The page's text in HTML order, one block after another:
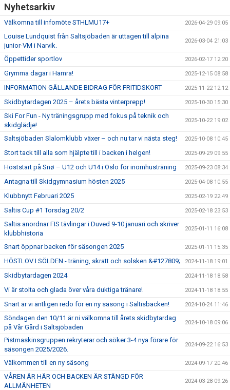
Nyhetsarkiv
Välkomna till infomöte STHLMU17+ 2026-04-29 09:05
Louise Lundquist från Saltsjöbaden är uttagen till alpina
junior-VM i Narvik.
2026-03-04 21:03
Öppettider sportlov 2026-02-17 12:20
Grymma dagar i Hamra! 2025-12-15 08:58
INFORMATION GÄLLANDE BIDRAG FÖR FRITIDSKORT 2025-11-22 12:12
Skidbytardagen 2025 – årets bästa vinterprepp! 2025-10-30 15:30
Ski For Fun - Ny träningsgrupp med fokus på teknik och
skidglädje!
2025-10-22 19:02
Saltsjöbaden Slalomklubb växer – och nu tar vi nästa steg! 2025-10-08 10:45
Stort tack till alla som hjälpte till i backen i helgen! 2025-09-29 09:55
Höststart på Snø – U12 och U14 i Oslo för inomhusträning 2025-09-23 08:34
Antagna till Skidgymnasium hösten 2025 2025-04-08 10:55
Klubbnytt Februari 2025 2025-02-19 22:49
Saltis Cup #1 Torsdag 20/2 2025-02-18 23:53
Saltis anordnar FIS tävlingar i Duved 9-10 januari och skriver
klubbhistoria
2025-01-11 16:08
Snart öppnar backen för säsongen 2025 2025-01-11 15:35
HÖSTLOV I SÖLDEN - träning, skratt och solsken &#127809; 2024-11-18 19:01
Skidbytardagen 2024 2024-11-18 18:58
Vi är stolta och glada över våra duktiga tränare! 2024-11-18 18:55
Snart är vi äntligen redo för en ny säsong i Saltisbacken! 2024-10-24 11:46
Söndagen den 10/11 är ni välkomna till årets skidbytardag
på Vår Gård i Saltsjöbaden
2024-10-18 09:06
Pistmaskinsgruppen rekryterar och söker 3-4 nya förare för
säsongen 2025/2026.
2024-09-22 16:53
Välkommen till en ny säsong 2024-09-17 20:46
VÅREN ÄR HÄR OCH BACKEN ÄR STÄNGD FÖR
ALLMÄNHETEN
2024-03-28 09:26